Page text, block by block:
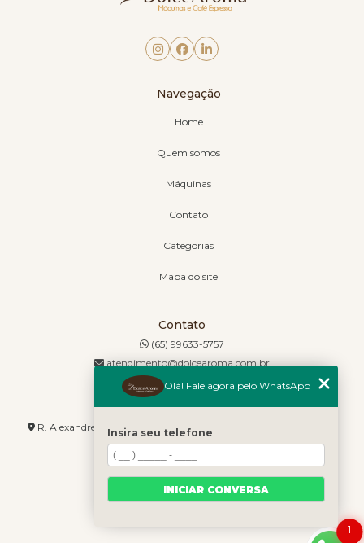
Navegação
Home
Quem somos
Máquinas
Contato
Categorias
Mapa do site
Contato
(65) 99633-5757
atendimento@dolcearoma.com.br
Endereço
R. Alexandre de Barros, 1730 - Jordão - Cuiabá - MT - 78085-636
1
Olá! Fale agora pelo WhatsApp
Insira seu telefone
INICIAR CONVERSA